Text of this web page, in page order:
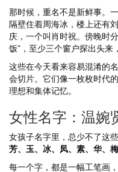
那时候，重名不是新鲜事。
隔壁住着周海冰，楼上还有
庆，一个叫肖时祝。傍晚时
饭”，至少三个窗户探出头来
这些在今天看来容易混淆的
会切片。它们像一枚枚时代
理想和集体记忆。
女性名字：温婉
女孩子名字里，总少不了这些
芳、玉、冰、凤、素、华、
每一个字，都是一幅工笔画